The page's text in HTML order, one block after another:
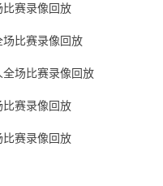
赛录像回放
比赛录像回放
场比赛录像回放
赛录像回放
赛录像回放